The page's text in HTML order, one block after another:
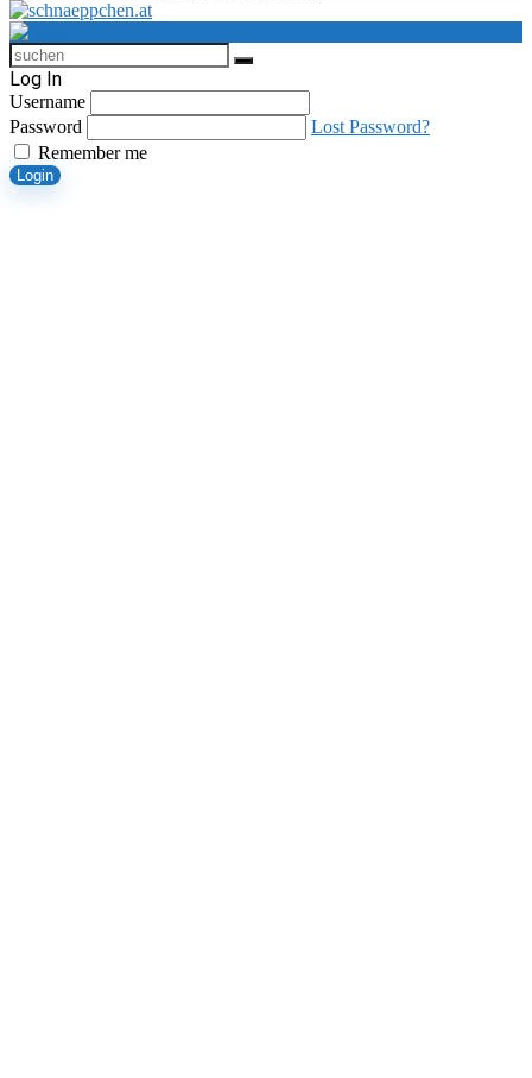
Log In
Username
Password
Lost Password?
Remember me
Login